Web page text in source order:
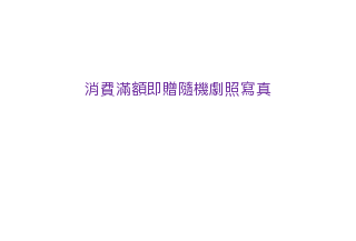
消費滿額即贈隨機劇照寫真